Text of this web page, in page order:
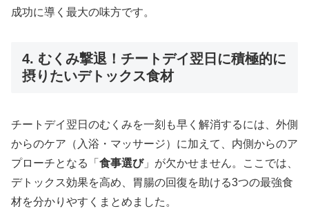
成功に導く最大の味方です。
4. むくみ撃退！チートデイ翌日に積極的に
摂りたいデトックス食材
チートデイ翌日のむくみを一刻も早く解消するには、外側
からのケア（入浴・マッサージ）に加えて、内側からのア
プローチとなる「 食事選び」が欠かせません。ここでは、
デトックス効果を高め、胃腸の回復を助ける3つの最強食
材を分かりやすくまとめました。